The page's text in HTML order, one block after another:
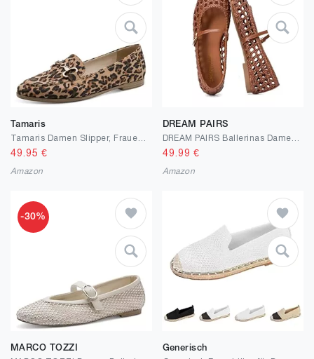
Tamaris
49.95 €
Amazon
DREAM PAIRS
49.99 €
Amazon
-30%
MARCO TOZZI
Generisch